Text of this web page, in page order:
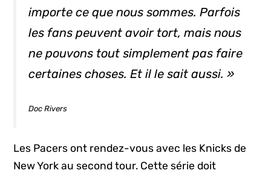
importe ce que nous sommes. Parfois
les fans peuvent avoir tort, mais nous
ne pouvons tout simplement pas faire
certaines choses. Et il le sait aussi. »
Doc Rivers
Les Pacers ont rendez-vous avec les Knicks de
New York au second tour. Cette série doit